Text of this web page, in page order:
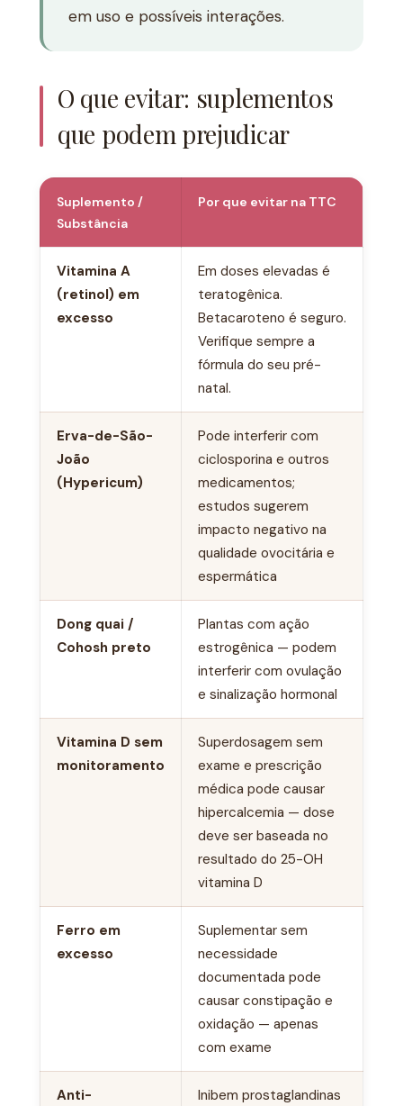
em uso e possíveis interações.
O que evitar: suplementos
que podem prejudicar
Suplemento /
Substância
Por que evitar na TTC
Vitamina A
(retinol) em
excesso
Em doses elevadas é
teratogênica.
Betacaroteno é seguro.
Verifique sempre a
fórmula do seu pré-
natal.
Erva-de-São-
João
(Hypericum)
Pode interferir com
ciclosporina e outros
medicamentos;
estudos sugerem
impacto negativo na
qualidade ovocitária e
espermática
Dong quai /
Cohosh preto
Plantas com ação
estrogênica — podem
interferir com ovulação
e sinalização hormonal
Vitamina D sem
monitoramento
Superdosagem sem
exame e prescrição
médica pode causar
hipercalcemia — dose
deve ser baseada no
resultado do 25-OH
vitamina D
Ferro em
excesso
Suplementar sem
necessidade
documentada pode
causar constipação e
oxidação — apenas
com exame
Anti-
Inibem prostaglandinas